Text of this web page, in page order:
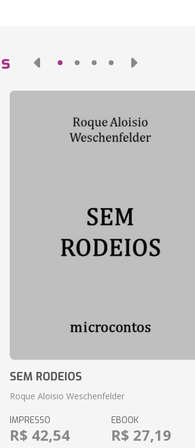
SEM RODEIOS
Roque Aloisio Weschenfelder
IMPRESSO
R$ 42,54
EBOOK
R$ 27,19